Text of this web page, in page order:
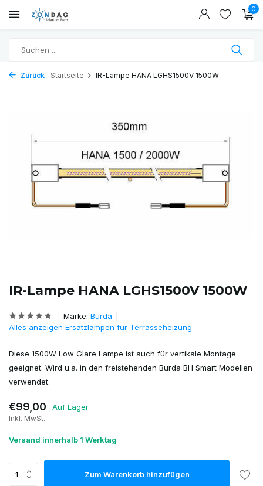
0
Zurück Startseite IR-Lampe HANA LGHS1500V 1500W
IR-Lampe HANA LGHS1500V 1500W
Marke: Burda
Alles anzeigen Ersatzlampen für Terrasseheizung
Diese 1500W Low Glare Lampe ist auch für vertikale Montage
geeignet. Wird u.a. in den freistehenden Burda BH Smart Modellen
verwendet.
€99,00 Auf Lager
Inkl. MwSt.
Versand innerhalb 1 Werktag
Zum Warenkorb hinzufügen